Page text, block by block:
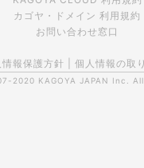
カゴヤ・ドメイン 利用規約
お問い合わせ窓口
情報保護方針 個人情報の取
2020 KAGOYA JAPAN Inc.